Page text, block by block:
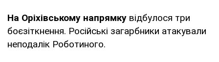
На Оріхівському напрямку відбулося три
боєзіткнення. Російські загарбники атакували
неподалік Роботиного.